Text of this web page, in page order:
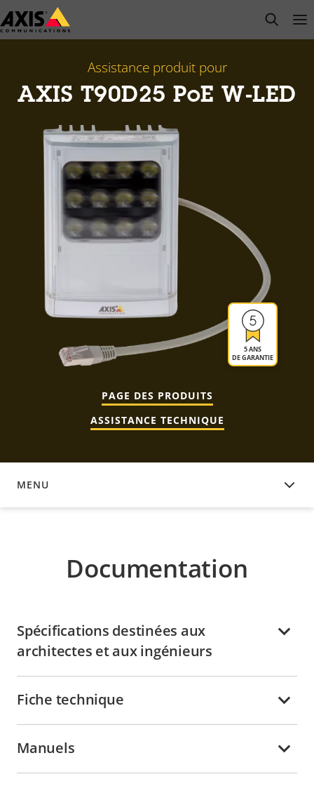
Passer
au
open
Assistance produit pour
AXIS T90D25 PoE W-LED
5 ANS
DE GARANTIE
PAGE DES PRODUITS
ASSISTANCE TECHNIQUE
MENU
DOCUMENTATION
Documentation
Spécifications destinées aux
architectes et aux ingénieurs
Fiche technique
Manuels